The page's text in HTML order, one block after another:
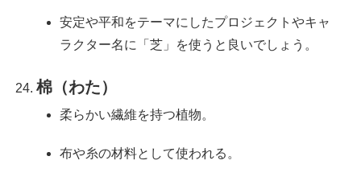
安定や平和をテーマにしたプロジェクトやキャ
ラクター名に「芝」を使うと良いでしょう。
棉（わた）
柔らかい繊維を持つ植物。
布や糸の材料として使われる。